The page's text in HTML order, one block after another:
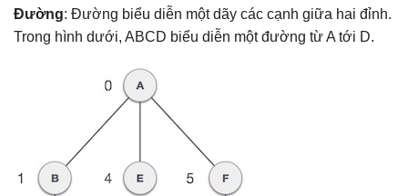
Đường: Đường biểu diễn một dãy các cạnh giữa hai đỉnh.
Trong hình dưới, ABCD biểu diễn một đường từ A tới D.